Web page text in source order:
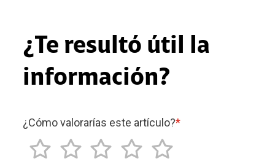
¿Te resultó útil la
información?
¿Cómo valorarías este artículo?*